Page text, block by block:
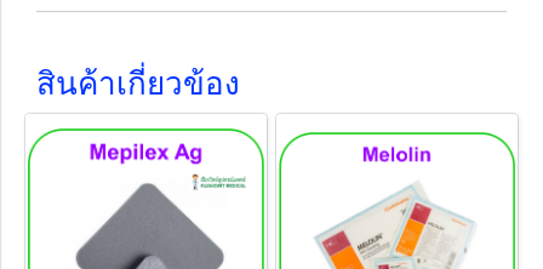
สินค้าเกี่ยวข้อง